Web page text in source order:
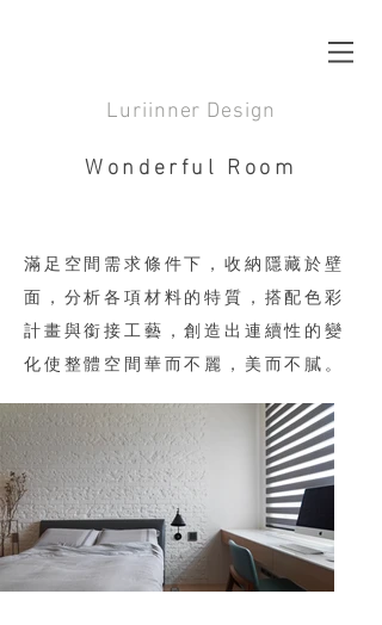
Luriinner Design
Wonderful Room
滿足空間需求條件下，收納隱藏於壁
面，分析各項材料的特質，搭配色彩
計畫與銜接工藝，創造出連續性的變
化使整體空間華而不麗，美而不膩。